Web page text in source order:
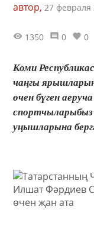
автор, 27 февраля
1350 0 0
Коми
чаңгы
өчен бүген
уңышларына